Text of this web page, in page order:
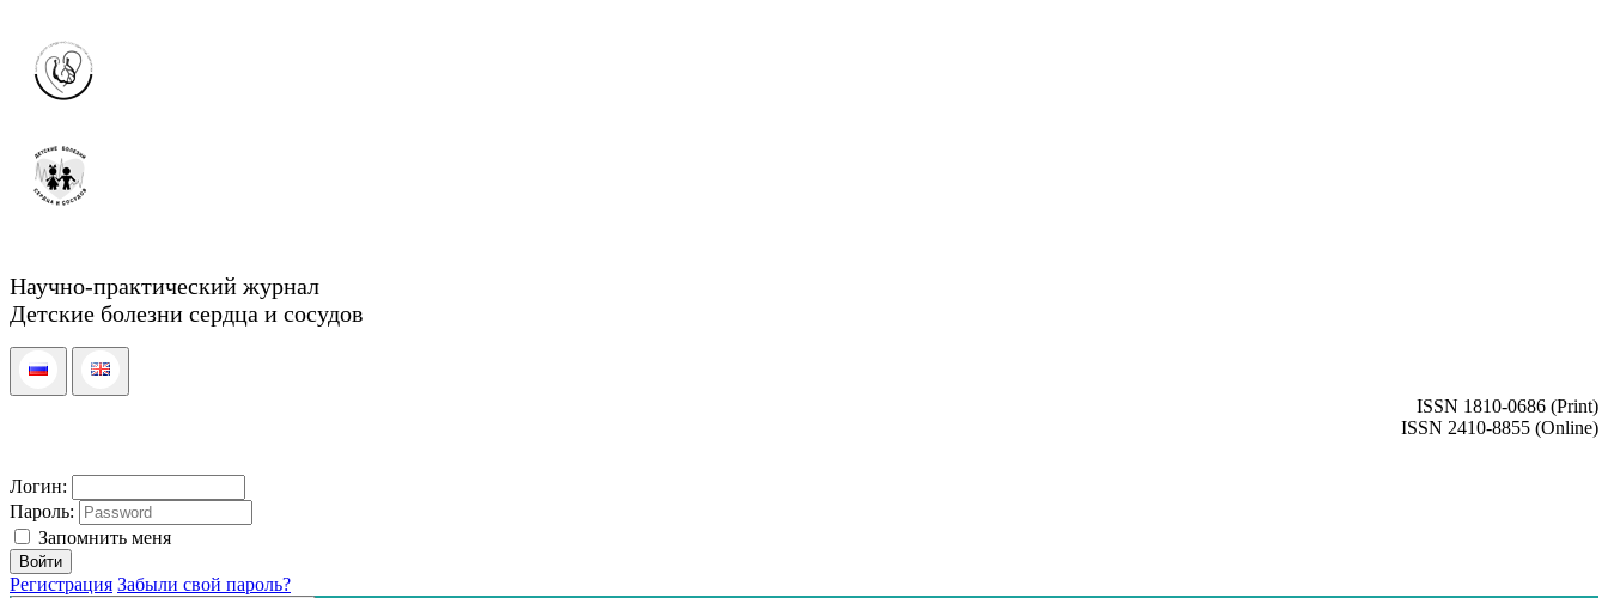
Научно-практический журнал
Детские болезни сердца и сосудов
ISSN 1810-0686 (Print)
ISSN 2410-8855 (Online)
Логин:
Пароль:
Запомнить меня
Регистрация Забыли свой пароль?